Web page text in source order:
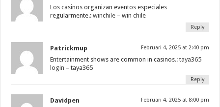
Los casinos organizan eventos especiales
regularmente.:winchile – win chile
Reply
Patrickmup Februari 4, 2025 at 2:40 pm
Entertainment shows are common in casinos.:taya365
login – taya365
Reply
Davidpen Februari 4, 2025 at 8:00 pm